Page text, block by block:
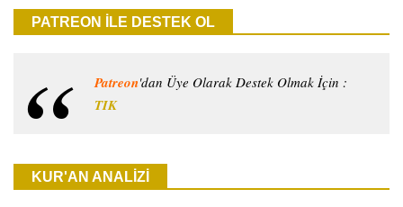
PATREON İLE DESTEK OL
Patreon'dan Üye Olarak Destek Olmak İçin :
TIK
KUR'AN ANALİZİ